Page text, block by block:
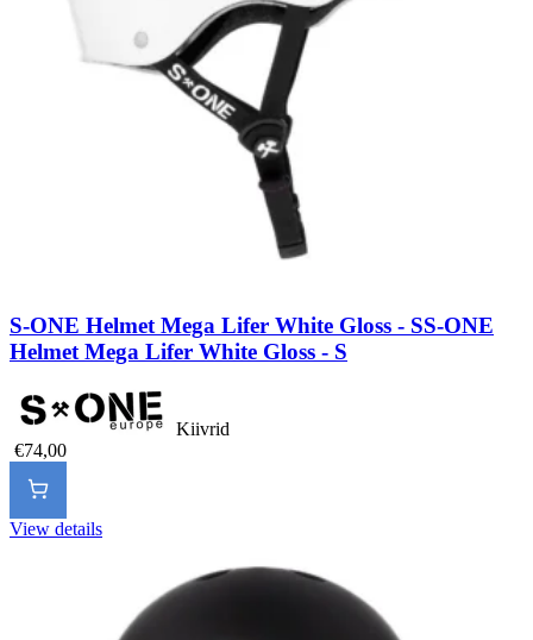
S-ONE Helmet Mega Lifer White Gloss - SS-ONE
Helmet Mega Lifer White Gloss - S
Kiivrid
€74,00
View details